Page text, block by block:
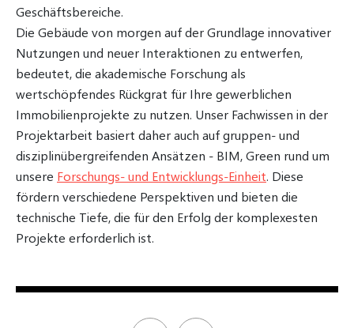
Geschäftsbereiche.
Die Gebäude von morgen auf der Grundlage innovativer
Nutzungen und neuer Interaktionen zu entwerfen,
bedeutet, die akademische Forschung als
wertschöpfendes Rückgrat für Ihre gewerblichen
Immobilienprojekte zu nutzen. Unser Fachwissen in der
Projektarbeit basiert daher auch auf gruppen- und
disziplinübergreifenden Ansätzen - BIM, Green rund um
unsere Forschungs- und Entwicklungs-Einheit. Diese
fördern verschiedene Perspektiven und bieten die
technische Tiefe, die für den Erfolg der komplexesten
Projekte erforderlich ist.